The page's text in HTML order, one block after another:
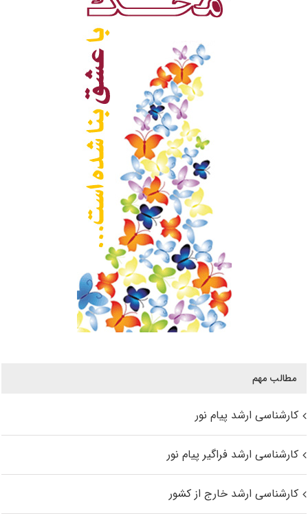
مطالب مهم
کارشناسی ارشد پیام نور
کارشناسی ارشد فراگیر پیام نور
کارشناسی ارشد خارج از کشور